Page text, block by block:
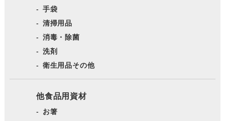
手袋
清掃用品
消毒・除菌
洗剤
衛生用品その他
他食品用資材
お箸